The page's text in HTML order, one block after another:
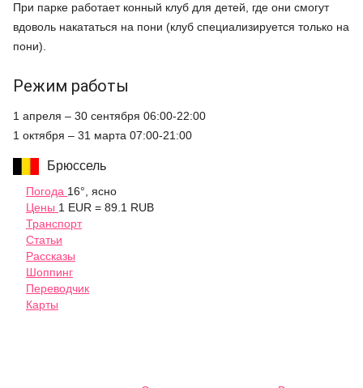
При парке работает конный клуб для детей, где они смогут
вдоволь накататься на пони (клуб специализируется только на
пони).
Режим работы
1 апреля – 30 сентября 06:00-22:00
1 октября – 31 марта 07:00-21:00
Брюссель
Погода 16°, ясно
Цены 1 EUR = 89.1 RUB
Транспорт
Статьи
Рассказы
Шоппинг
Переводчик
Карты